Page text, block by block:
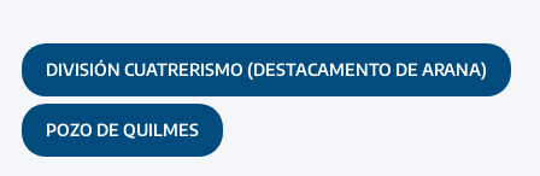
DIVISIÓN CUATRERISMO (DESTACAMENTO DE ARANA)
POZO DE QUILMES